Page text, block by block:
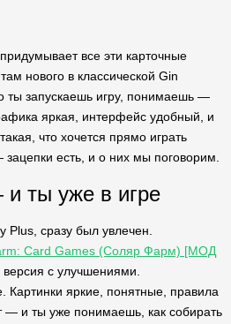
все эти карточные
нового в классической Gin
ты запускаешь игру, понимаешь —
яркая, интерфейс удобный, и
что хочется прямо играть
есть, и о них мы поговорим.
ты уже в игре
Plus, сразу был увлечен.
Card Games (Соляр Фарм) [МОД
версия с улучшениями.
Картинки яркие, понятные, правила
— и ты уже понимаешь, как собирать